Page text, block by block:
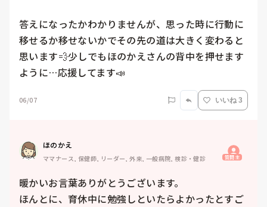
答えになったかわかりませんが、思った時に行動に
移せるか移せないかでその先の道は大きく変わると
思います💨少しでもほのかえさんの背中を押せます
ように…応援してます📣
06/07 いいね 3
ほのかえ
ママナース, 保健師, リーダー, 外来, 一般病院, 検診・健診 質問主
暖かいお言葉ありがとうございます。
ほんとに、育休中に勉強しといたらよかったとすご